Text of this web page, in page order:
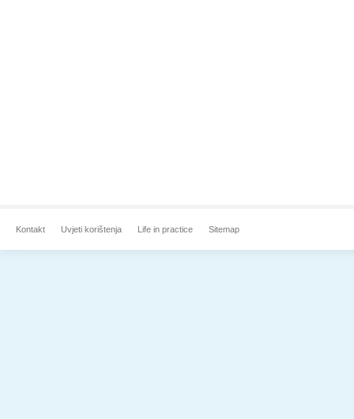
Kontakt Uvjeti korištenja Life in practice Sitemap